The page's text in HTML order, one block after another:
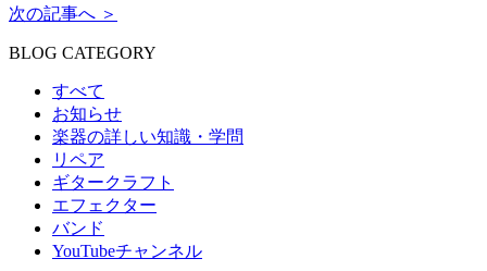
次の記事へ ＞
BLOG CATEGORY
すべて
お知らせ
楽器の詳しい知識・学問
リペア
ギタークラフト
エフェクター
バンド
YouTubeチャンネル